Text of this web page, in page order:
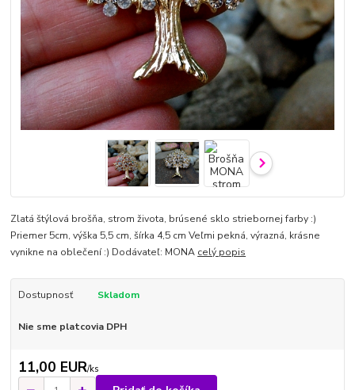
Zlatá štýlová brošňa, strom života, brúsené sklo striebornej farby :)
Priemer 5cm, výška 5,5 cm, šírka 4,5 cm Veľmi pekná, výrazná, krásne
vynikne na oblečení :) Dodávateľ: MONA celý popis
Dostupnosť Skladom
Nie sme platcovia DPH
11,00 EUR/ks